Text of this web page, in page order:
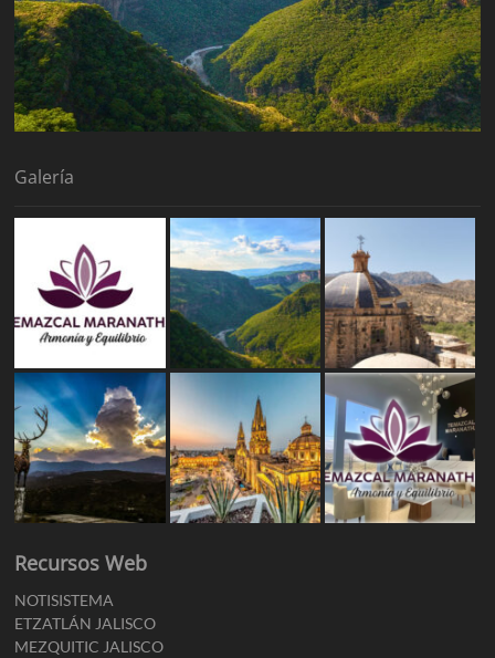
Galería
Recursos Web
NOTISISTEMA
ETZATLÁN JALISCO
MEZQUITIC JALISCO